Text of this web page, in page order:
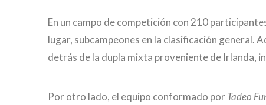
En un campo de competición con 210
lugar, subcampeones en la clasificación general.
detrás de la dupla mixta proveniente de Irlanda,
Por otro lado, el equipo conformado por Tadeo